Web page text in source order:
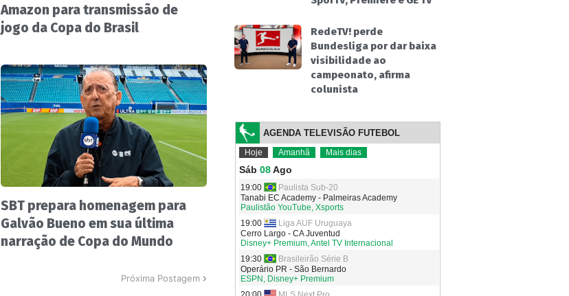
Amazon para transmissão de
jogo da Copa do Brasil
SBT prepara homenagem para
Galvão Bueno em sua última
narração de Copa do Mundo
Próxima Postagem
RedeTV! perde
Bundesliga por dar baixa
visibilidade ao
campeonato, afirma
colunista